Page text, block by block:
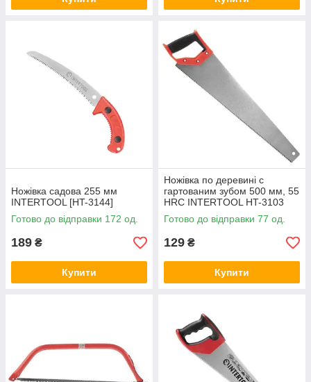
Ножівка садова 255 мм
INTERTOOL [HT-3144]
Готово до відправки 172 од.
189 ₴
Купити
Ножівка по деревині c
гартованим зубом 500 мм, 55
HRC INTERTOOL HT-3103
Готово до відправки 77 од.
129 ₴
Купити